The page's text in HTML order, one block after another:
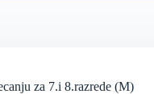
za 7.i 8.razrede (M)